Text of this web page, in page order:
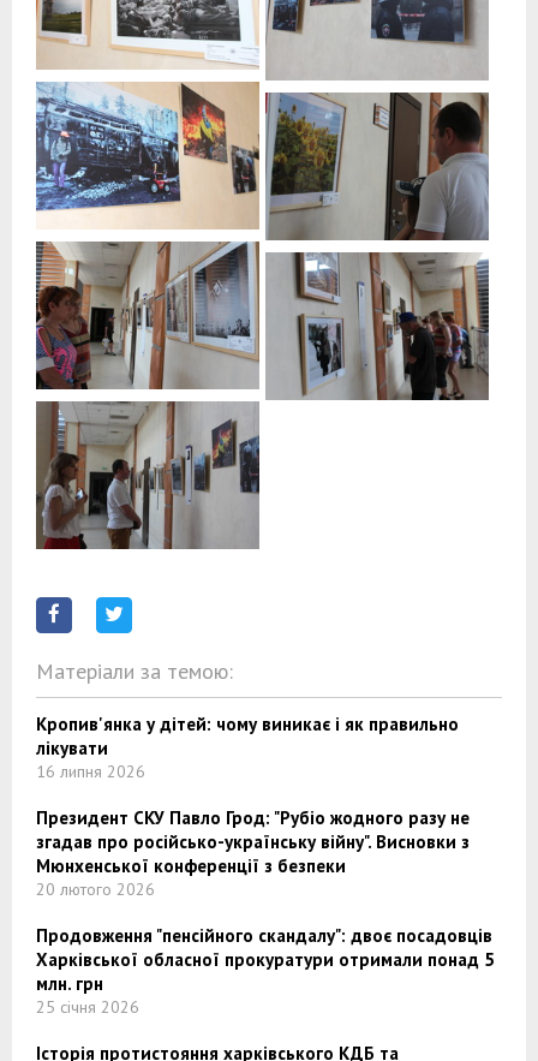
Матеріали за темою:
Кропив'янка у дітей: чому виникає і як правильно
лікувати
16 липня 2026
Президент СКУ Павло Грод: "Рубіо жодного разу не
згадав про російсько-українську війну". Висновки з
Мюнхенської конференції з безпеки
20 лютого 2026
Продовження "пенсійного скандалу": двоє посадовців
Харківської обласної прокуратури отримали понад 5
млн. грн
25 січня 2026
Історія протистояння харківського КДБ та